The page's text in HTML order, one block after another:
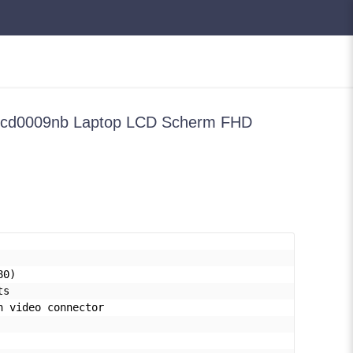
Laptop LCD Scherm FHD